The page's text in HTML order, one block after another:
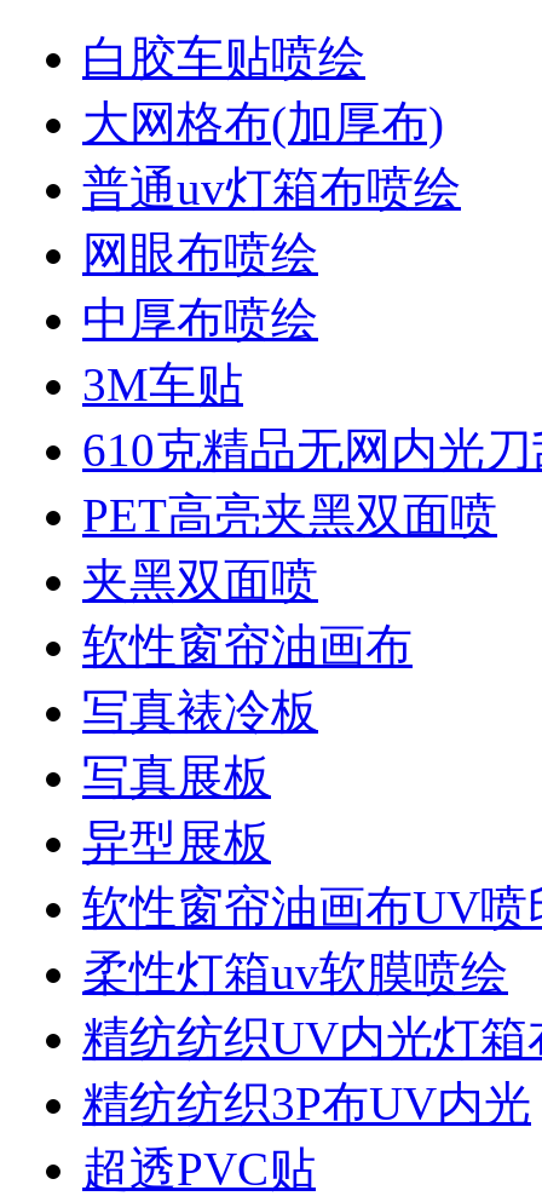
白胶车贴喷绘
大网格布(加厚布)
普通uv灯箱布喷绘
网眼布喷绘
中厚布喷绘
3M车贴
610克精品无网内光
PET高亮夹黑双面喷
夹黑双面喷
软性窗帘油画布
写真裱冷板
写真展板
异型展板
软性窗帘油画布UV喷
柔性灯箱uv软膜喷绘
精纺纺织UV内光灯箱
精纺纺织3P布UV内光
超透PVC贴